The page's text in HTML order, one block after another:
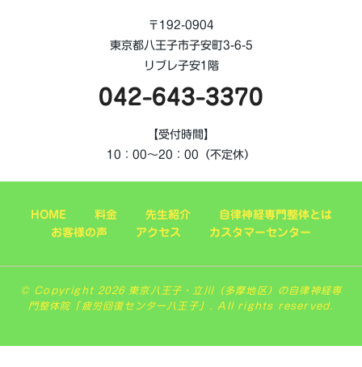
〒192-0904
東京都八王子市子安町3-6-5
リブレ子安1階
042-643-3370
【受付時間】
10：00～20：00（不定休）
HOME 料金 先生紹介
自律神経専門整体とは
お客様の声
アクセス カスタマーセンター
© Copyright 2026 東京八王子・立川（多摩地区）の自律神経専
門整体院「疲労回復センター八王子」. All rights reserved.